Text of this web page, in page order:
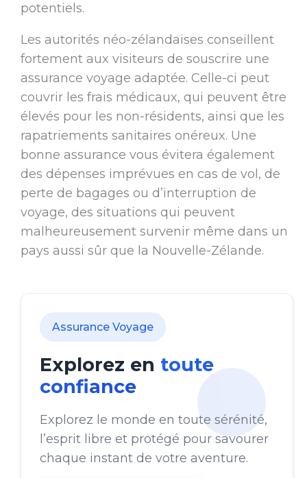
potentiels.
Les autorités néo-zélandaises conseillent
fortement aux visiteurs de souscrire une
assurance voyage adaptée. Celle-ci peut
couvrir les frais médicaux, qui peuvent être
élevés pour les non-résidents, ainsi que les
rapatriements sanitaires onéreux. Une
bonne assurance vous évitera également
des dépenses imprévues en cas de vol, de
perte de bagages ou d’interruption de
voyage, des situations qui peuvent
malheureusement survenir même dans un
pays aussi sûr que la Nouvelle-Zélande.
Assurance Voyage
Explorez en toute
confiance
Explorez le monde en toute sérénité,
l’esprit libre et protégé pour savourer
chaque instant de votre aventure.